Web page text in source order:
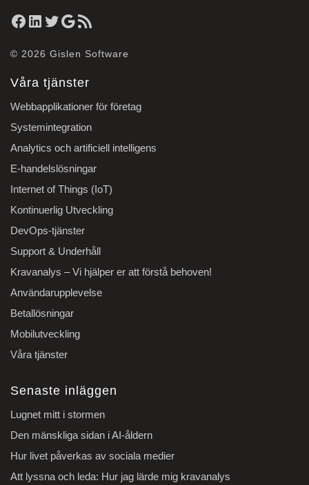
Facebook
LinkedIn
Twitter
Google
RSS-flöde
© 2026 Gislen Software
Våra tjänster
Webbapplikationer för företag
Systemintegration
Analytics och artificiell intelligens
E-handelslösningar
Internet of Things (IoT)
Kontinuerlig Utveckling
DevOps-tjänster
Support & Underhåll
Kravanalys – Vi hjälper er att förstå behoven!
Användarupplevelse
Betallösningar
Mobilutveckling
Våra tjänster
Senaste inläggen
Lugnet mitt i stormen
Den mänskliga sidan i AI-åldern
Hur livet påverkas av sociala medier
Att lyssna och leda: Hur jag lärde mig kravanalys